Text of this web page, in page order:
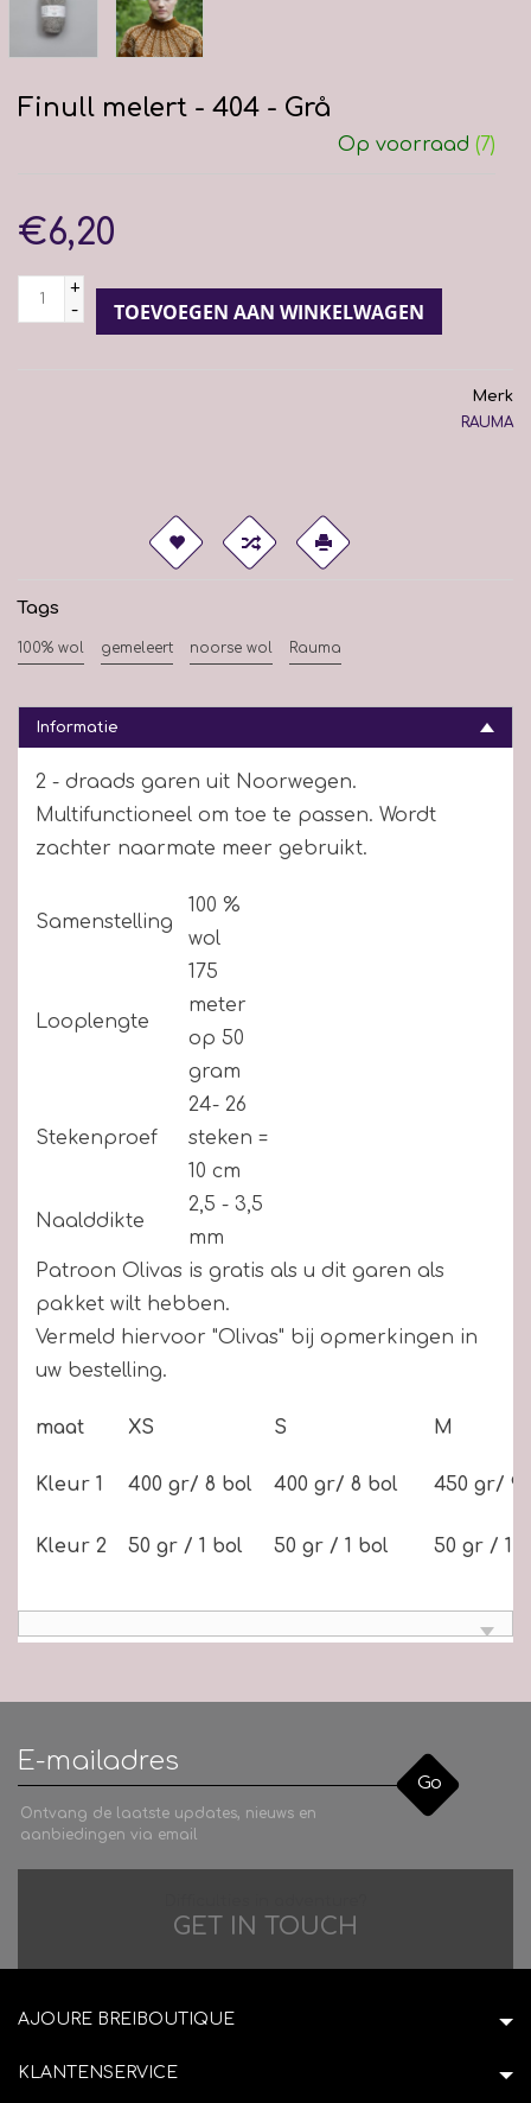
Finull melert - 404 - Grå
Op voorraad (7)
€6,20
+
-
TOEVOEGEN AAN WINKELWAGEN
Merk
RAUMA
Tags
100% wol gemeleert noorse wol Rauma
Informatie
2 - draads garen uit Noorwegen.
Multifunctioneel om toe te passen. Wordt
zachter naarmate meer gebruikt.
Samenstelling
100 %
wol
Looplengte
175
meter
op 50
gram
Stekenproef
24- 26
steken =
10 cm
Naalddikte
2,5 - 3,5
mm
Patroon Olivas is gratis als u dit garen als
pakket wilt hebben.
Vermeld hiervoor "Olivas" bij opmerkingen in
uw bestelling.
maat XS S M
Kleur 1 400 gr/ 8 bol 400 gr/ 8 bol 450 gr/ 9
Kleur 2 50 gr / 1 bol 50 gr / 1 bol 50 gr / 1
Go
Ontvang de laatste updates, nieuws en
aanbiedingen via email
GET IN TOUCH
AJOURE BREIBOUTIQUE
KLANTENSERVICE